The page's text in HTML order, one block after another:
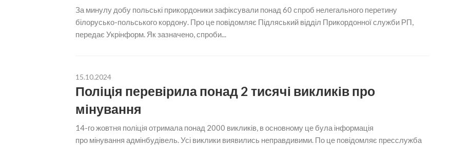
За минулу добу польські прикордоники зафіксували понад 60 спроб нелегального перетину
білорусько-польського кордону. Про це повідомляє Підляський відділ Прикордонної служби РП,
передає Укрінформ. Як зазначено, спроби...
15.10.2024
Поліція перевірила понад 2 тисячі викликів про
мінування
14-го жовтня поліція отримала понад 2000 викликів, в основному це була інформація
про мінування адмінбудівель. Усі виклики виявились неправдивими. По це повідомляє пресслужба